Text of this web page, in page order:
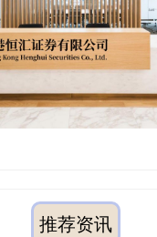
推荐资讯